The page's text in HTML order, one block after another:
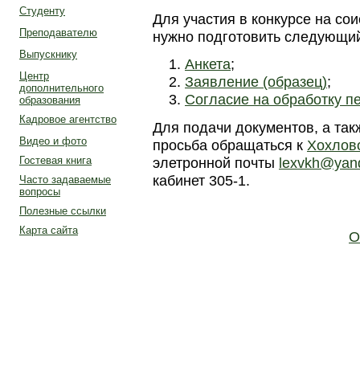
Студенту
Преподавателю
Выпускнику
Центр
дополнительного
образования
Кадровое агентство
Видео и фото
Гостевая книга
Часто задаваемые
вопросы
Полезные ссылки
Карта сайта
Для участия в конкурсе на
нужно подготовить
Анкета;
Заявление (образец);
Согласие на обработку
Для подачи документов, а
просьба обращаться к
элетронной почты
кабинет 305-1.